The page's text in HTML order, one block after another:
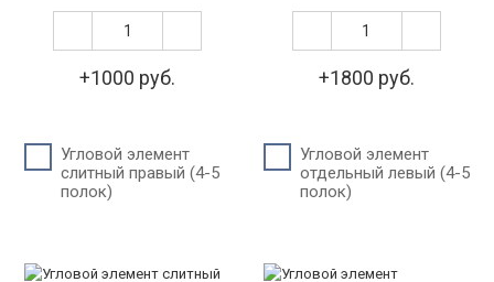
+1000 руб. +1800 руб.
Угловой элемент
слитный правый (4-5
полок)
Угловой элемент
отдельный левый (4-5
полок)